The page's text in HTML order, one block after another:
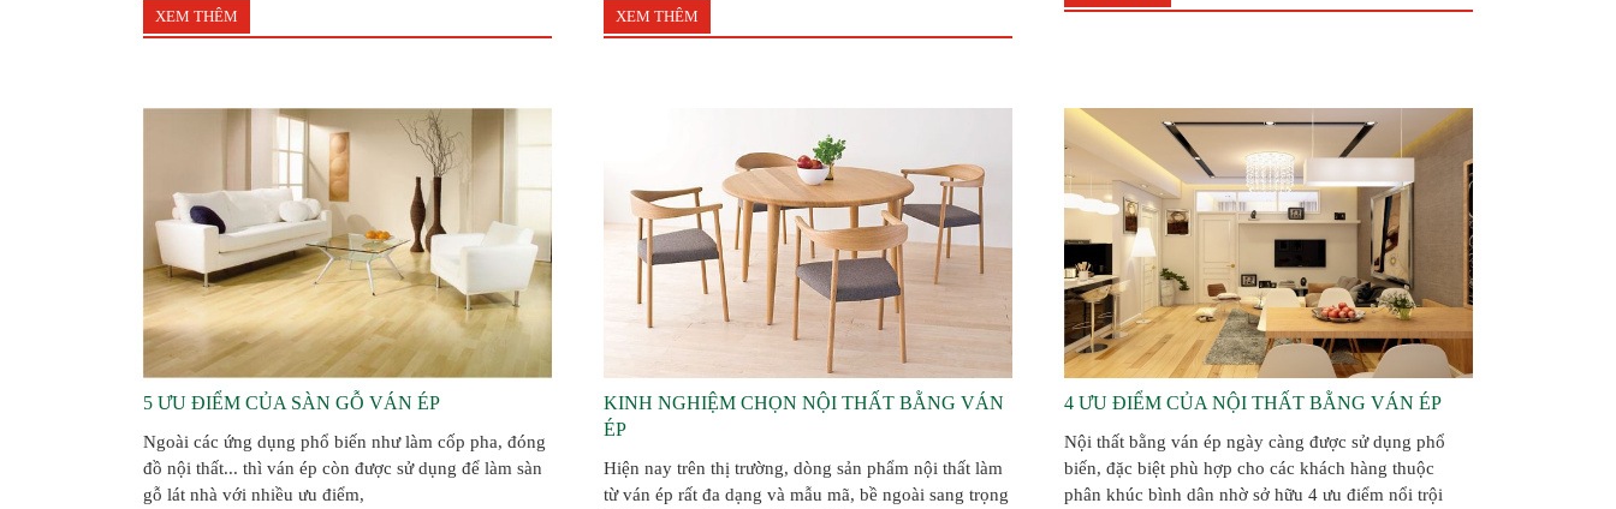
XEM THÊM XEM THÊM
5 ƯU ĐIỂM CỦA SÀN GỖ VÁN ÉP
Ngoài các ứng dụng phổ biến như làm cốp pha, đóng
đồ nội thất... thì ván ép còn được sử dụng để làm sàn
gỗ lát nhà với nhiều ưu điểm,
KINH NGHIỆM CHỌN NỘI THẤT BẰNG VÁN
ÉP
Hiện nay trên thị trường, dòng sản phẩm nội thất làm
từ ván ép rất đa dạng và mẫu mã, bề ngoài sang trọng
4 ƯU ĐIỂM CỦA NỘI THẤT BẰNG VÁN ÉP
Nội thất bằng ván ép ngày càng được sử dụng phổ
biến, đặc biệt phù hợp cho các khách hàng thuộc
phân khúc bình dân nhờ sở hữu 4 ưu điểm nổi trội